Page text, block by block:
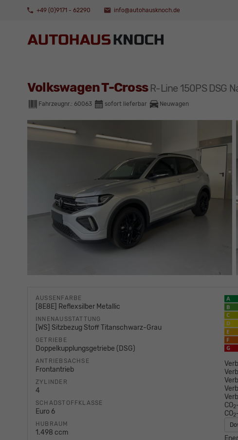
+49 (0)9171 - 62290 info@autohausknoch.de
Volkswagen T-Cross R-Line 150PS DSG
Fahrzeugnr.: 60063 sofort lieferbar Neuwagen
AUSSENFARBE
[8E8E] Reflexsilber Metallic
INNENAUSSTATTUNG
[WS] Sitzbezug Stoff Titanschwarz-Grau
GETRIEBE
Doppelkupplungsgetriebe (DSG)
ANTRIEBSACHSE
Frontantrieb
ZYLINDER
4
SCHADSTOFFKLASSE
Euro 6
HUBRAUM
1.498 ccm
CO2
CO2